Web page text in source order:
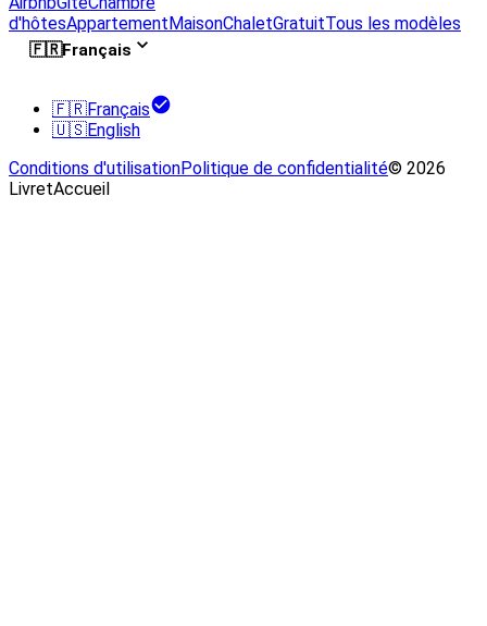
d'hôtesAppartement MaisonChaletGratuitTous les modèles
🇫🇷Français
🇫🇷Français
🇺🇸English
Conditions d'utilisationPolitique de confidentialité© 2026
LivretAccueil